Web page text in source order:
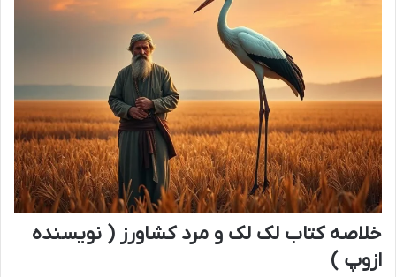
خلاصه کتاب لک لک و مرد کشاورز ( نویسنده
ازوپ )